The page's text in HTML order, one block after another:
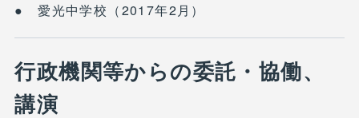
● 愛光中学校（2017年2月）
行政機関等からの委託・協働、
講演